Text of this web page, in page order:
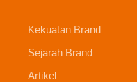
Kekuatan Brand
Sejarah Brand
Artikel